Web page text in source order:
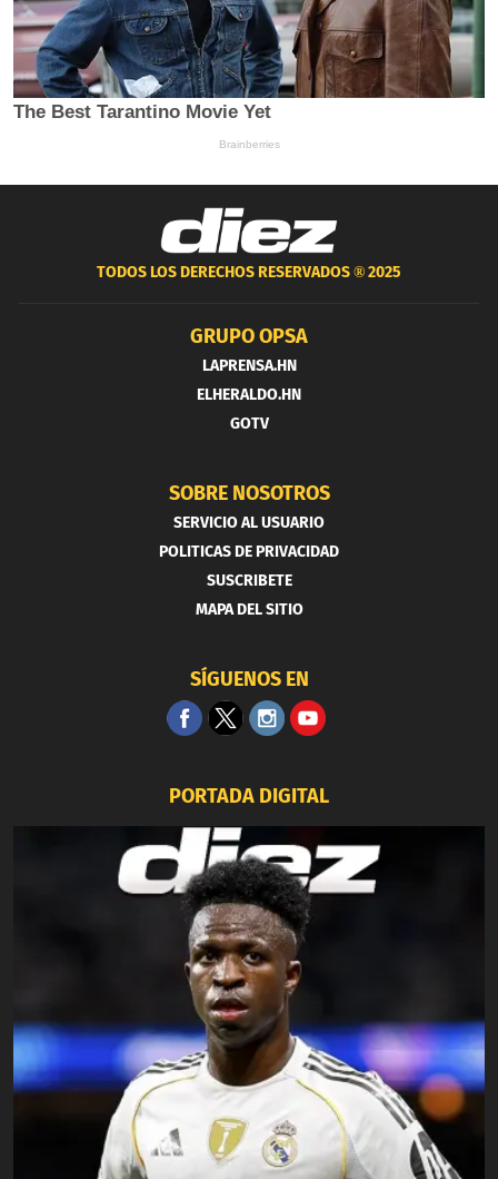
TODOS LOS DERECHOS RESERVADOS ®2025
GRUPO OPSA
LAPRENSA.HN
ELHERALDO.HN
GOTV
SOBRE NOSOTROS
SERVICIO AL USUARIO
POLITICAS DE PRIVACIDAD
SUSCRIBETE
MAPA DEL SITIO
SÍGUENOS EN
PORTADA DIGITAL